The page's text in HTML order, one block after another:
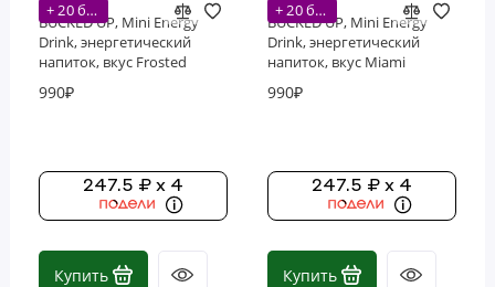
+ 20 бонусов
BUCKED UP, Mini Energy
Drink, энергетический
напиток, вкус Frosted
лимонад), 222 мл (7,5
990₽
247.5 ₽ x 4
Купить
+ 20 бонусов
BUCKED UP, Mini Energy
Drink, энергетический
напиток, вкус Miami
222 мл (7,5 унций)
990₽
247.5 ₽ x 4
Купить